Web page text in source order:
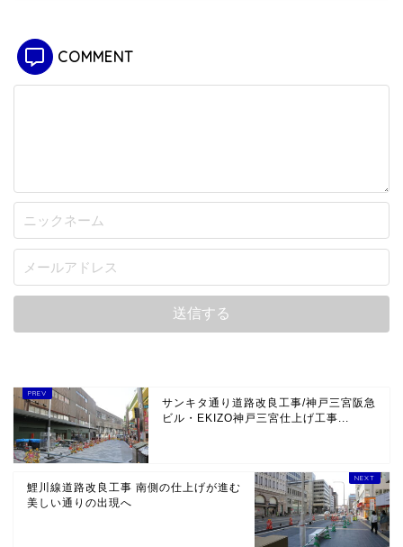
COMMENT
サンキタ通り道路改良工事/神戸三宮阪急
ビル・EKIZO神戸三宮仕上げ工事...
鯉川線道路改良工事 南側の仕上げが進む
美しい通りの出現へ